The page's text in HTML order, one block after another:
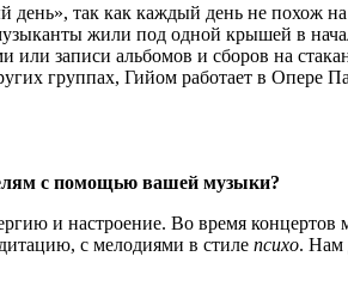
день», так как каждый день не похож
жили под одной крышей в
или записи альбомов и сборов на
группах, Гийом работает в Опере
с помощью вашей музыки?
и настроение. Во время
с мелодиями в стиле психо. Нам